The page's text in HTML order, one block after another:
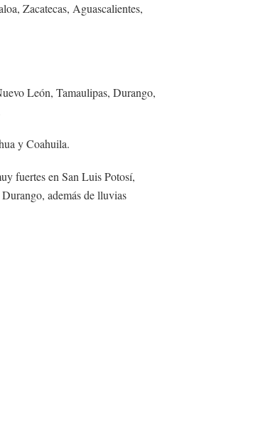
Zacatecas, Aguascalientes,
León, Tamaulipas, Durango,
y Coahuila.
fuertes en San Luis Potosí,
además de lluvias